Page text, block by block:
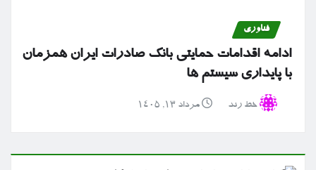
فناوری
ادامه اقدامات حمایتی بانک صادرات ایران همزمان
با پایداری سیستم ها
خط رند مرداد ۱۳, ۱۴۰۵